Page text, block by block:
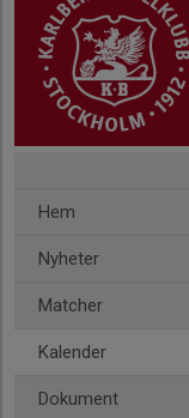
Hem
Nyheter
Matcher
Kalender
Dokument